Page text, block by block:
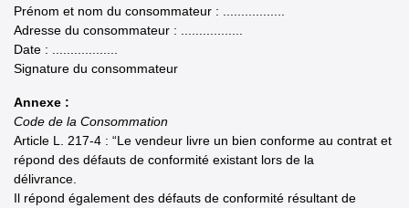
Prénom et nom du consommateur : .................
Adresse du consommateur : .................
Date : ..................
Signature du consommateur
Annexe :
Code de la Consommation
Article L. 217-4 : “Le vendeur livre un bien conforme au contrat et
répond des défauts de conformité existant lors de la
délivrance.
Il répond également des défauts de conformité résultant de